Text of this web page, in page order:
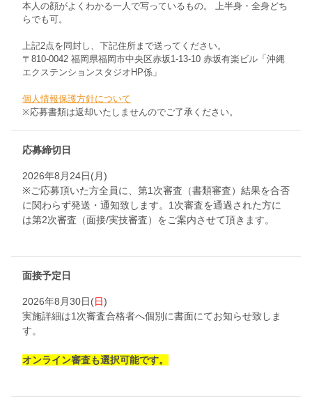
本人の顔がよくわかる一人で写っているもの。 上半身・全身どち
らでも可。
上記2点を同封し、下記住所まで送ってください。
〒810-0042 福岡県福岡市中央区赤坂1-13-10 赤坂有楽ビル「沖縄
エクステンションスタジオHP係」
個人情報保護方針について
※応募書類は返却いたしませんのでご了承ください。
応募締切日
2026年8月24日(月)
※ご応募頂いた方全員に、第1次審査（書類審査）結果を合否
に関わらず発送・通知致します。1次審査を通過された方に
は第2次審査（面接/実技審査）をご案内させて頂きます。
面接予定日
2026年8月30日(日)
実施詳細は1次審査合格者へ個別に書面にてお知らせ致しま
す。
オンライン審査も選択可能です。